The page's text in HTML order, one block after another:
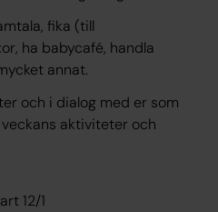
fika (till
ha babycafé, handla
annat.
och i dialog med er som
aktiviteter och
12/1